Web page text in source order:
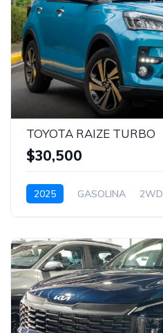
TOYOTA RAIZE TURBO
$30,500
2025 GASOLINA 2WD